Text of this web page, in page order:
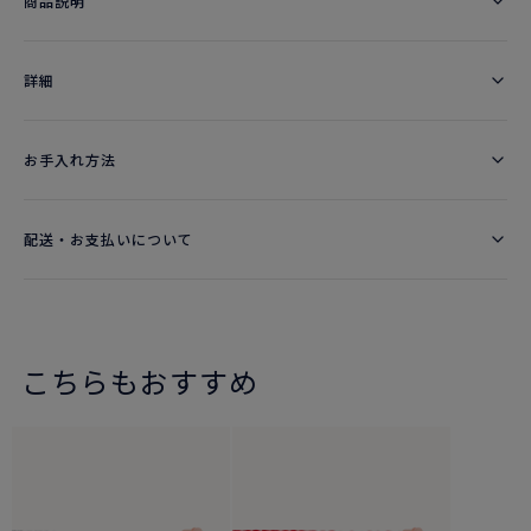
詳細​
お手入れ方法
配送・お支払いについて
こちらもおすすめ